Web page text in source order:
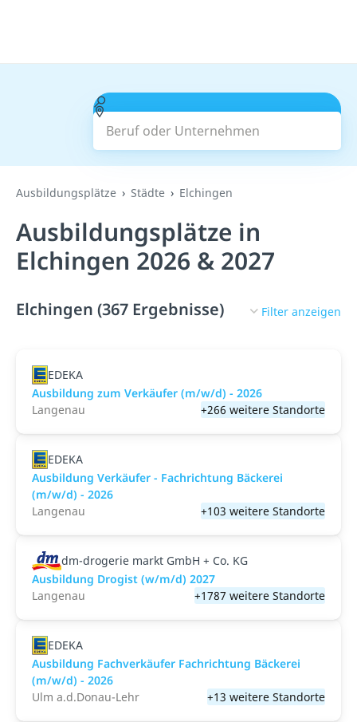
Beruf oder Unternehmen
Suchen
Ausbildungsplätze Städte Elchingen
Ausbildungsplätze in
Elchingen 2026 & 2027
Elchingen (367 Ergebnisse) Filter anzeigen
EDEKA
Ausbildung zum Verkäufer (m/w/d) - 2026
Langenau
+266 weitere Standorte
EDEKA
Ausbildung Verkäufer - Fachrichtung Bäckerei
(m/w/d) - 2026
Langenau
+103 weitere Standorte
dm-drogerie markt GmbH + Co. KG
Ausbildung Drogist (w/m/d) 2027
Langenau
+1787 weitere Standorte
EDEKA
Ausbildung Fachverkäufer Fachrichtung Bäckerei
(m/w/d) - 2026
Ulm a.d.Donau-Lehr
+13 weitere Standorte